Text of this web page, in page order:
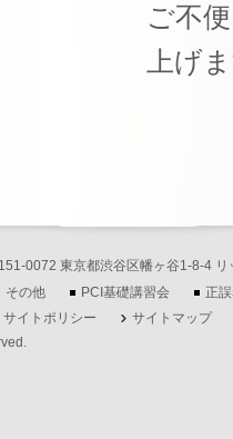
ご不
上げ
0072 東京都渋谷区幡ヶ谷1-8-4
その他 PCI基礎講習会
正
サイトポリシー
サイトマップ